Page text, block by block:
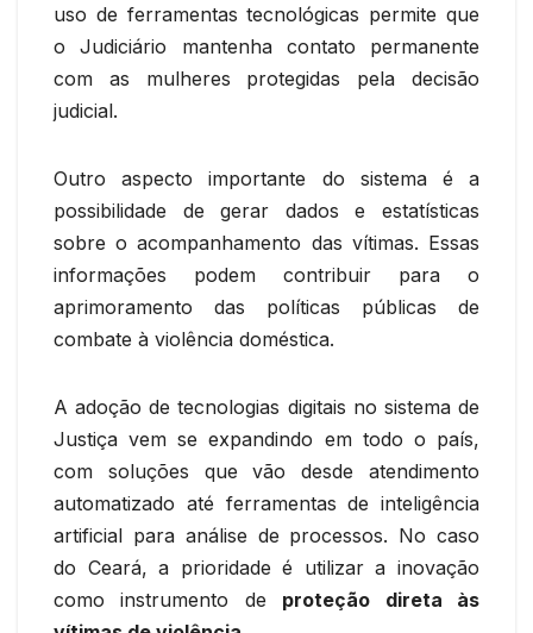
uso de ferramentas tecnológicas permite que
o Judiciário mantenha contato permanente
com as mulheres protegidas pela decisão
judicial.
Outro aspecto importante do sistema é a
possibilidade de gerar dados e estatísticas
sobre o acompanhamento das vítimas. Essas
informações podem contribuir para o
aprimoramento das políticas públicas de
combate à violência doméstica.
A adoção de tecnologias digitais no sistema de
Justiça vem se expandindo em todo o país,
com soluções que vão desde atendimento
automatizado até ferramentas de inteligência
artificial para análise de processos. No caso
do Ceará, a prioridade é utilizar a inovação
como instrumento de proteção direta às